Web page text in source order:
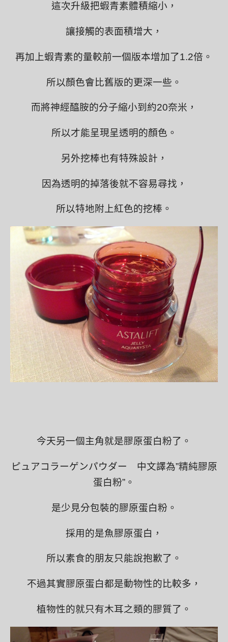
這次升級把蝦青素體積縮小，
讓接觸的表面積增大，
再加上蝦青素的量較前一個版本增加了1.2倍。
所以顏色會比舊版的更深一些。
而將神經醯胺的分子縮小到約20奈米，
所以才能呈現呈透明的顏色。
另外挖棒也有特殊設計，
因為透明的掉落後就不容易尋找，
所以特地附上紅色的挖棒。
今天另一個主角就是膠原蛋白粉了。
ピュアコラーゲンパウダー 中文譯為”精純膠原
蛋白粉”。
是少見分包裝的膠原蛋白粉。
採用的是魚膠原蛋白，
所以素食的朋友只能說抱歉了。
不過其實膠原蛋白都是動物性的比較多，
植物性的就只有木耳之類的膠質了。